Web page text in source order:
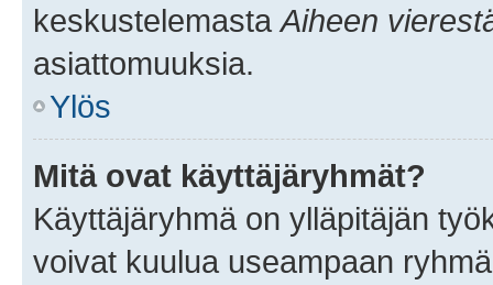
keskustelemasta Aiheen
asiattomuuksia.
Ylös
Mitä ovat käyttäjäryhmät?
Käyttäjäryhmä on ylläpitäjän
voivat kuulua useampaan